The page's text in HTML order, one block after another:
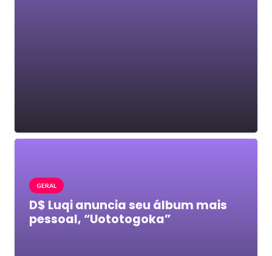
GERAL
D$ Luqi anuncia seu álbum mais
pessoal, “Uototogoka”